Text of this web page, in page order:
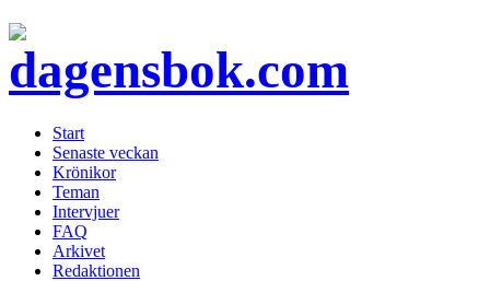
Start
Senaste veckan
Krönikor
Teman
Intervjuer
FAQ
Arkivet
Redaktionen